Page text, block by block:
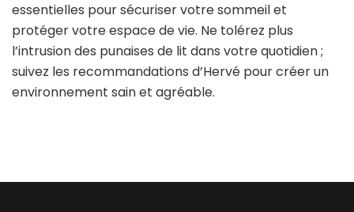
essentielles pour sécuriser votre sommeil et
protéger votre espace de vie. Ne tolérez plus
l’intrusion des punaises de lit dans votre quotidien ;
suivez les recommandations d’Hervé pour créer un
environnement sain et agréable.